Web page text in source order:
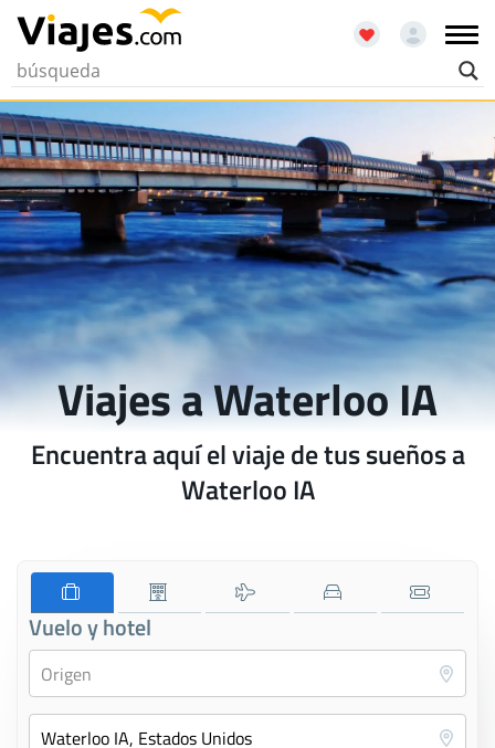
Viajes a Waterloo IA
Encuentra aquí el viaje de tus sueños a
Waterloo IA
Vuelo y hotel